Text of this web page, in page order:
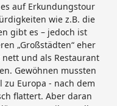
auf Erkundungstour
wie z.B. die
gibt es – jedoch ist
„Großstädten“ eher
und als Restaurant
Gewöhnen mussten
Europa - nach dem
flattert. Aber daran